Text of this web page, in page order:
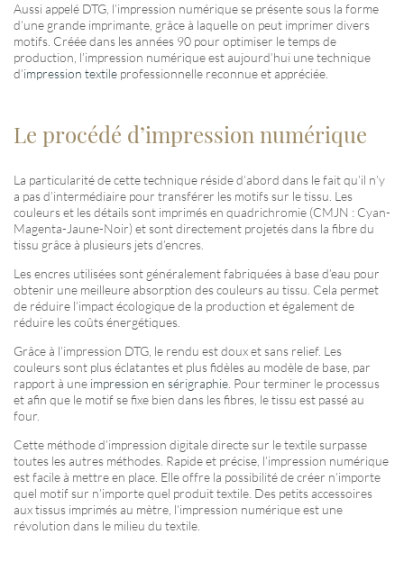
Aussi appelé DTG, l’impression numérique se présente sous la forme
d’une grande imprimante, grâce à laquelle on peut imprimer divers
motifs. Créée dans les années 90 pour optimiser le temps de
production, l’impression numérique est aujourd’hui une technique
d’impression textile professionnelle reconnue et appréciée.
Le procédé d’impression numérique
La particularité de cette technique réside d’abord dans le fait qu’il n’y
a pas d’intermédiaire pour transférer les motifs sur le tissu. Les
couleurs et les détails sont imprimés en quadrichromie (CMJN : Cyan-
Magenta-Jaune-Noir) et sont directement projetés dans la fibre du
tissu grâce à plusieurs jets d’encres.
Les encres utilisées sont généralement fabriquées à base d’eau pour
obtenir une meilleure absorption des couleurs au tissu. Cela permet
de réduire l’impact écologique de la production et également de
réduire les coûts énergétiques.
Grâce à l’impression DTG, le rendu est doux et sans relief. Les
couleurs sont plus éclatantes et plus fidèles au modèle de base, par
rapport à une impression en sérigraphie . Pour terminer le processus
et afin que le motif se fixe bien dans les fibres, le tissu est passé au
four.
Cette méthode d’impression digitale directe sur le textile surpasse
toutes les autres méthodes. Rapide et précise, l’impression numérique
est facile à mettre en place. Elle offre la possibilité de créer n’importe
quel motif sur n’importe quel produit textile. Des petits accessoires
aux tissus imprimés au mètre, l’impression numérique est une
révolution dans le milieu du textile.